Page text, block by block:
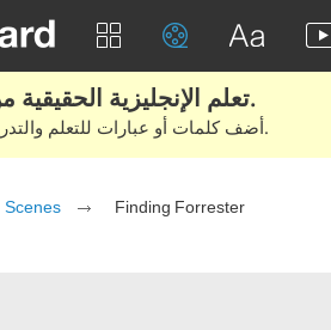
تعلم الإنجليزية الحقيقية من الأفلام والكتب.
أضف كلمات أو عبارات للتعلم والتدريب مع متعلمين آخرين.
Scenes Finding Forrester